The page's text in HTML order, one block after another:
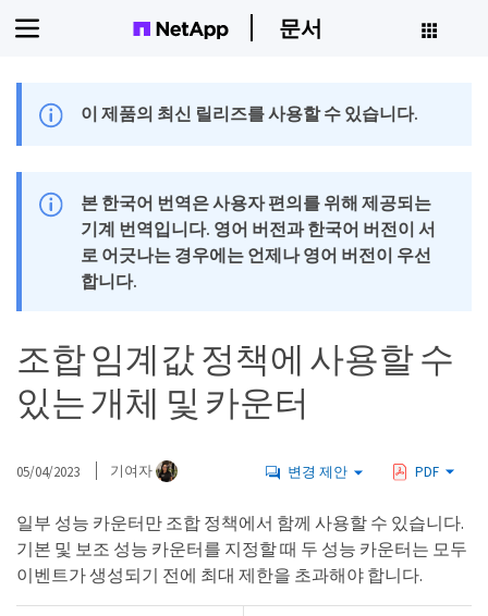
문서
이 제품의 최신 릴리즈를 사용할 수 있습니다.
본 한국어 번역은 사용자 편의를 위해 제공되는
기계 번역입니다. 영어 버전과 한국어 버전이 서
로 어긋나는 경우에는 언제나 영어 버전이 우선
합니다.
조합 임계값 정책에 사용할 수
있는 개체 및 카운터
05/04/2023 기여자 변경 제안 PDF
일부 성능 카운터만 조합 정책에서 함께 사용할 수 있습니다.
기본 및 보조 성능 카운터를 지정할 때 두 성능 카운터는 모두
이벤트가 생성되기 전에 최대 제한을 초과해야 합니다.